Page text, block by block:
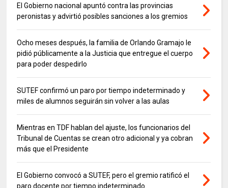
El Gobierno nacional apuntó contra las provincias
peronistas y advirtió posibles sanciones a los gremios
Ocho meses después, la familia de Orlando Gramajo le
pidió públicamente a la Justicia que entregue el cuerpo
para poder despedirlo
SUTEF confirmó un paro por tiempo indeterminado y
miles de alumnos seguirán sin volver a las aulas
Mientras en TDF hablan del ajuste, los funcionarios del
Tribunal de Cuentas se crean otro adicional y ya cobran
más que el Presidente
El Gobierno convocó a SUTEF, pero el gremio ratificó el
paro docente por tiempo indeterminado.